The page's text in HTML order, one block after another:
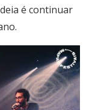
é continuar